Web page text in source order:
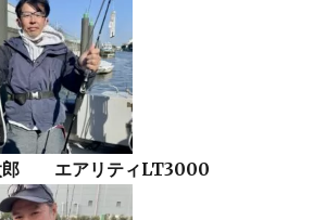
エアリティLT3000